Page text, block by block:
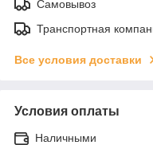
Самовывоз
Транспортная
Все условия доставки
Условия оплаты
Наличными